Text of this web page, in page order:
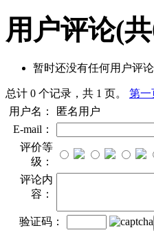
用户评论(共
暂时还没有任何用户评论
总计 0 个记录，共 1 页。 第一
用户名：
匿名用户
E-mail：
评价等
级：
评论内
容：
验证码：